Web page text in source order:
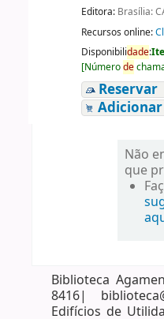
Editora: Brasília:
Recursos online:
Disponibilidade:
[Númerode
Reservar
Não
que
Biblioteca
8416|
Edifícios de